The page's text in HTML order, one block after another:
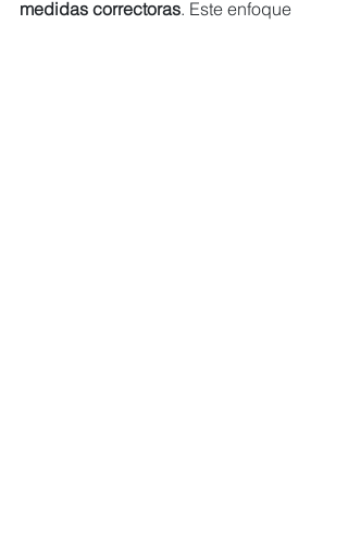
medidas correctoras. Este enfoque